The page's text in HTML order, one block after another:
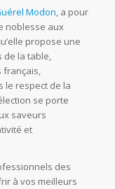
Modon, a pour
noblesse aux
propose une
de la table,
français,
le respect de la
se porte
saveurs
et
des
à vos meilleurs